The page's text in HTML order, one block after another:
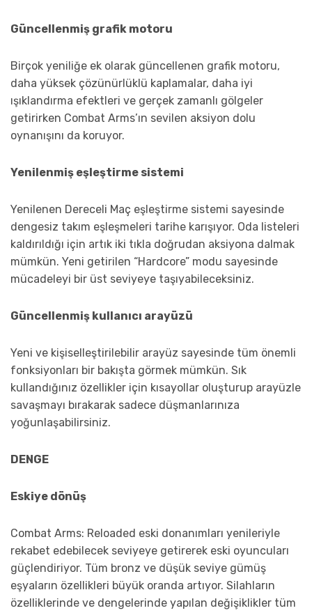
Güncellenmiş grafik motoru
Birçok yeniliğe ek olarak güncellenen grafik motoru,
daha yüksek çözünürlüklü kaplamalar, daha iyi
ışıklandırma efektleri ve gerçek zamanlı gölgeler
getirirken Combat Arms’ın sevilen aksiyon dolu
oynanışını da koruyor.
Yenilenmiş eşleştirme sistemi
Yenilenen Dereceli Maç eşleştirme sistemi sayesinde
dengesiz takım eşleşmeleri tarihe karışıyor. Oda listeleri
kaldırıldığı için artık iki tıkla doğrudan aksiyona dalmak
mümkün. Yeni getirilen “Hardcore” modu sayesinde
mücadeleyi bir üst seviyeye taşıyabileceksiniz.
Güncellenmiş kullanıcı arayüzü
Yeni ve kişiselleştirilebilir arayüz sayesinde tüm önemli
fonksiyonları bir bakışta görmek mümkün. Sık
kullandığınız özellikler için kısayollar oluşturup arayüzle
savaşmayı bırakarak sadece düşmanlarınıza
yoğunlaşabilirsiniz.
DENGE
Eskiye dönüş
Combat Arms: Reloaded eski donanımları yenileriyle
rekabet edebilecek seviyeye getirerek eski oyuncuları
güçlendiriyor. Tüm bronz ve düşük seviye gümüş
eşyaların özellikleri büyük oranda artıyor. Silahların
özelliklerinde ve dengelerinde yapılan değişiklikler tüm